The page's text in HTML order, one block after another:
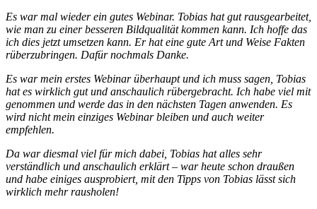
Es war mal wieder ein gutes Webinar. Tobias hat gut rausgearbeitet,
wie man zu einer besseren Bildqualität kommen kann. Ich hoffe das
ich dies jetzt umsetzen kann. Er hat eine gute Art und Weise Fakten
rüberzubringen. Dafür nochmals Danke.
Es war mein erstes Webinar überhaupt und ich muss sagen, Tobias
hat es wirklich gut und anschaulich rübergebracht. Ich habe viel mit
genommen und werde das in den nächsten Tagen anwenden. Es
wird nicht mein einziges Webinar bleiben und auch weiter
empfehlen.
Da war diesmal viel für mich dabei, Tobias hat alles sehr
verständlich und anschaulich erklärt – war heute schon draußen
und habe einiges ausprobiert, mit den Tipps von Tobias lässt sich
wirklich mehr rausholen!